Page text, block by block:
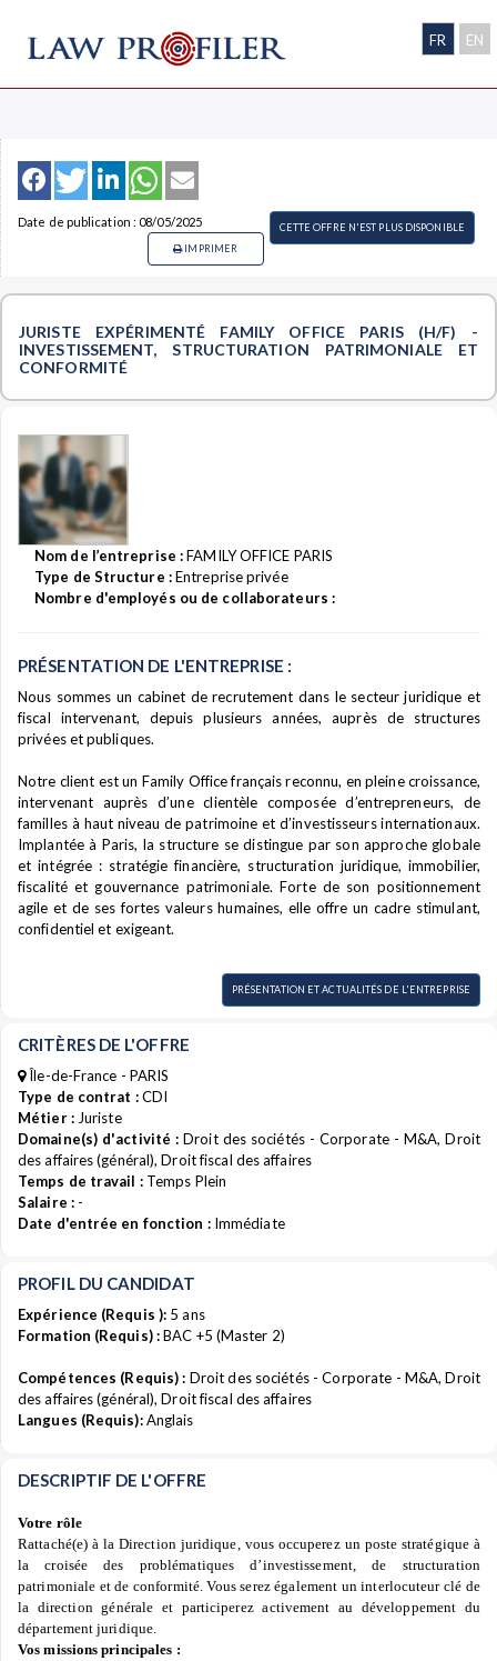
FR EN
Date de publication : 08/05/2025
CETTE OFFRE N'EST PLUS DISPONIBLE
IMPRIMER
JURISTE EXPÉRIMENTÉ FAMILY OFFICE PARIS (H/F) -
INVESTISSEMENT, STRUCTURATION PATRIMONIALE ET
CONFORMITÉ
Nom de l’entreprise :FAMILY OFFICE PARIS
Type de Structure :Entreprise privée
Nombre d'employés ou de collaborateurs :
PRÉSENTATION DE L'ENTREPRISE :
Nous sommes un cabinet de recrutement dans le secteur juridique et
fiscal intervenant, depuis plusieurs années, auprès de structures
privées et publiques.
Notre client est un Family Office français reconnu, en pleine croissance,
intervenant auprès d’une clientèle composée d’entrepreneurs, de
familles à haut niveau de patrimoine et d’investisseurs internationaux.
Implantée à Paris, la structure se distingue par son approche globale
et intégrée : stratégie financière, structuration juridique, immobilier,
fiscalité et gouvernance patrimoniale. Forte de son positionnement
agile et de ses fortes valeurs humaines, elle offre un cadre stimulant,
confidentiel et exigeant.
PRÉSENTATION ET ACTUALITÉS DE L'ENTREPRISE
CRITÈRES DE L'OFFRE
Île-de-France - PARIS
Type de contrat :CDI
Métier :Juriste
Domaine(s) d'activité : Droit des sociétés - Corporate - M&A, Droit
des affaires (général), Droit fiscal des affaires
Temps de travail :Temps Plein
Salaire :-
Date d'entrée en fonction :Immédiate
PROFIL DU CANDIDAT
Expérience (Requis ): 5 ans
Formation (Requis) :BAC +5 (Master 2)
Compétences (Requis) : Droit des sociétés - Corporate - M&A, Droit
des affaires (général), Droit fiscal des affaires
Langues (Requis):Anglais
DESCRIPTIF DE L'OFFRE
Votre rôle
Rattaché(e) à la Direction juridique, vous occuperez un poste stratégique à
la croisée des problématiques d’investissement, de structuration
patrimoniale et de conformité. Vous serez également un interlocuteur clé de
la direction générale et participerez activement au développement du
département juridique.
Vos missions principales :